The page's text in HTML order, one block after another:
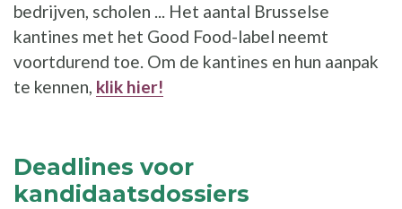
bedrijven, scholen ... Het aantal Brusselse
kantines met het Good Food-label neemt
voortdurend toe. Om de kantines en hun aanpak
te kennen, klik hier!
Deadlines voor
kandidaatsdossiers